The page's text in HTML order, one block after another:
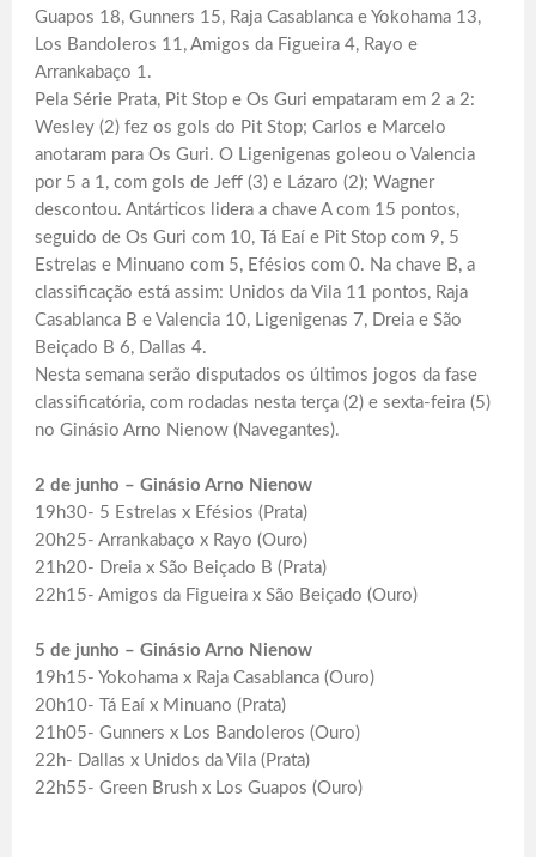
Guapos 18, Gunners 15, Raja Casablanca e Yokohama 13,
Los Bandoleros 11, Amigos da Figueira 4, Rayo e
Arrankabaço 1.
Pela Série Prata, Pit Stop e Os Guri empataram em 2 a 2:
Wesley (2) fez os gols do Pit Stop; Carlos e Marcelo
anotaram para Os Guri. O Ligenigenas goleou o Valencia
por 5 a 1, com gols de Jeff (3) e Lázaro (2); Wagner
descontou. Antárticos lidera a chave A com 15 pontos,
seguido de Os Guri com 10, Tá Eaí e Pit Stop com 9, 5
Estrelas e Minuano com 5, Efésios com 0. Na chave B, a
classificação está assim: Unidos da Vila 11 pontos, Raja
Casablanca B e Valencia 10, Ligenigenas 7, Dreia e São
Beiçado B 6, Dallas 4.
Nesta semana serão disputados os últimos jogos da fase
classificatória, com rodadas nesta terça (2) e sexta-feira (5)
no Ginásio Arno Nienow (Navegantes).
2 de junho – Ginásio Arno Nienow
19h30- 5 Estrelas x Efésios (Prata)
20h25- Arrankabaço x Rayo (Ouro)
21h20- Dreia x São Beiçado B (Prata)
22h15- Amigos da Figueira x São Beiçado (Ouro)
5 de junho – Ginásio Arno Nienow
19h15- Yokohama x Raja Casablanca (Ouro)
20h10- Tá Eaí x Minuano (Prata)
21h05- Gunners x Los Bandoleros (Ouro)
22h- Dallas x Unidos da Vila (Prata)
22h55- Green Brush x Los Guapos (Ouro)